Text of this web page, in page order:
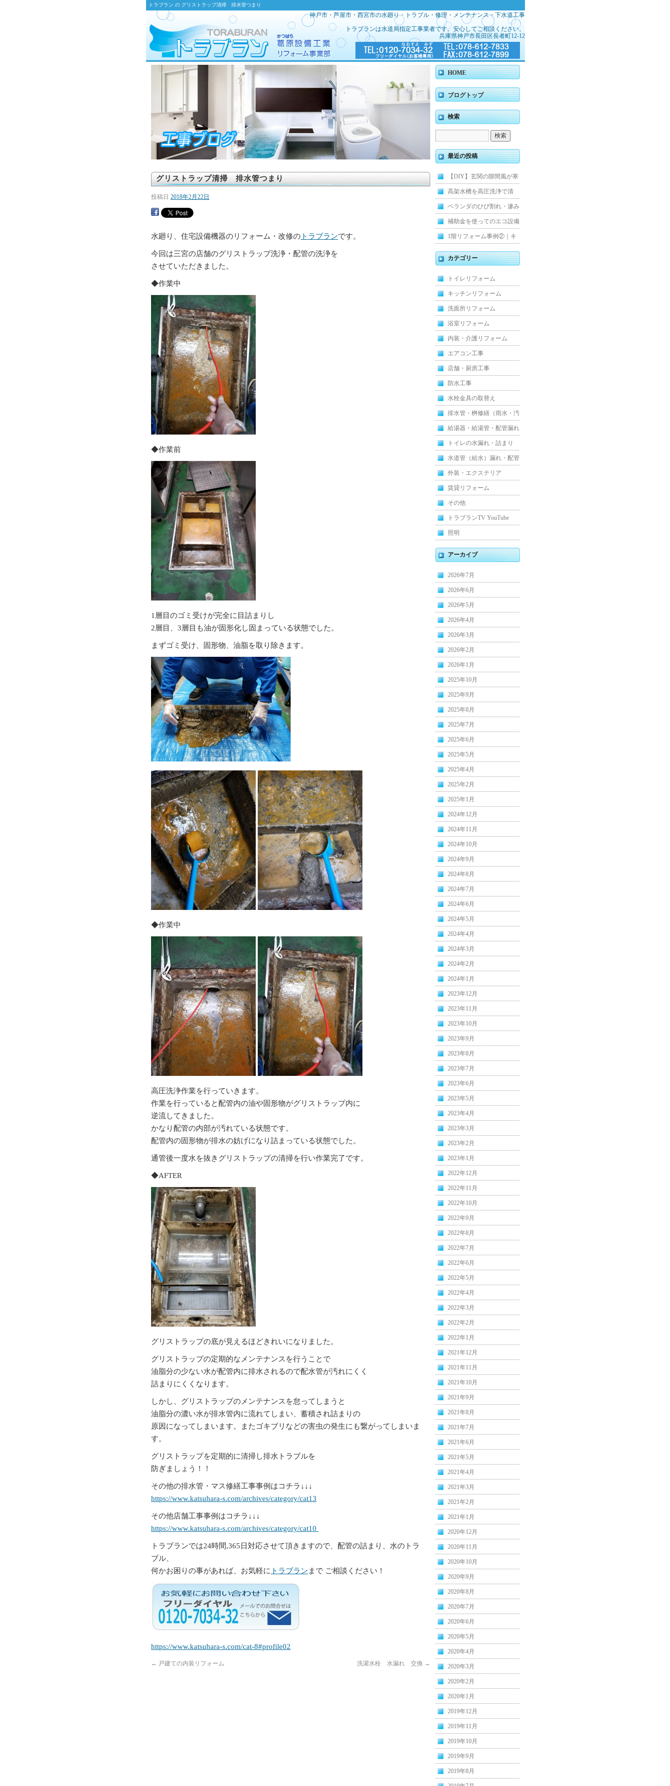
トラブラン の グリストラップ清掃 排水管つまり
神戸市・芦屋市・西宮市の水廻り・トラブル・修理・メンテナンス・下水道工事
トラブランは水道局指定工事業者です。安心してご相談ください。
兵庫県神戸市長田区長者町12-12
グリストラップ清掃 排水管つまり
投稿日 2018年2月22日
水廻り、住宅設備機器のリフォーム・改修の トラブランです。
今回は三宮の店舗のグリストラップ洗浄・配管の洗浄を
させていただきました。
◆作業中
◆作業前
1層目のゴミ受けが完全に目詰まりし
2層目、3層目も油が固形化し固まっている状態でした。
まずゴミ受け、固形物、油脂を取り除きます。
◆作業中
高圧洗浄作業を行っていきます。
作業を行っていると配管内の油や固形物がグリストラップ内に
逆流してきました。
かなり配管の内部が汚れている状態です。
配管内の固形物が排水の妨げになり詰まっている状態でした。
通管後一度水を抜きグリストラップの清掃を行い作業完了です。
◆AFTER
グリストラップの底が見えるほどきれいになりました。
グリストラップの定期的なメンテナンスを行うことで
油脂分の少ない水が配管内に排水されるので配水管が汚れにくく
詰まりにくくなります。
しかし、グリストラップのメンテナンスを怠ってしまうと
油脂分の濃い水が排水管内に流れてしまい、蓄積され詰まりの
原因になってしまいます。またゴキブリなどの害虫の発生にも繋がってしまいま
す。
グリストラップを定期的に清掃し排水トラブルを
防ぎましょう！！
その他の排水管・マス修繕工事事例はコチラ↓↓↓
https://www.katsuhara-s.com/archives/category/cat13
その他店舗工事事例はコチラ↓↓↓
https://www.katsuhara-s.com/archives/category/cat10
トラブランでは24時間,365日対応させて頂きますので、配管の詰まり、水のトラ
ブル、
何かお困りの事があれば、お気軽に トラブラン まで ご相談ください！
https://www.katsuhara-s.com/cat-8#profile02
← 戸建ての内装リフォーム 洗濯水栓 水漏れ 交換 →
HOME
ブログトップ
検索
最近の投稿
【DIY】玄関の隙間風が寒
くて断熱ドアに交換しまし
た
高架水槽を高圧洗浄で清
掃！衛生的な給水環境を維
持｜施工事例
ベランダのひび割れ・滲み
を解消！賃貸マンション防
水工事
補助金を使ってのエコ設備
住宅リフォーム
1階リフォーム事例②｜キ
ッチン・床・収納を一新
し、扉新設で動線を整えた
全面改修
カテゴリー
トイレリフォーム
キッチンリフォーム
洗面所リフォーム
浴室リフォーム
内装・介護リフォーム
エアコン工事
店舗・厨房工事
防水工事
水栓金具の取替え
排水管・桝修繕（雨水・汚
水）
給湯器・給湯管・配管漏れ
トイレの水漏れ・詰まり
水道管（給水）漏れ・配管
外装・エクステリア
賃貸リフォーム
その他
トラブランTV YouTube
照明
アーカイブ
2026年7月
2026年6月
2026年5月
2026年4月
2026年3月
2026年2月
2026年1月
2025年10月
2025年9月
2025年8月
2025年7月
2025年6月
2025年5月
2025年4月
2025年2月
2025年1月
2024年12月
2024年11月
2024年10月
2024年9月
2024年8月
2024年7月
2024年6月
2024年5月
2024年4月
2024年3月
2024年2月
2024年1月
2023年12月
2023年11月
2023年10月
2023年9月
2023年8月
2023年7月
2023年6月
2023年5月
2023年4月
2023年3月
2023年2月
2023年1月
2022年12月
2022年11月
2022年10月
2022年9月
2022年8月
2022年7月
2022年6月
2022年5月
2022年4月
2022年3月
2022年2月
2022年1月
2021年12月
2021年11月
2021年10月
2021年9月
2021年8月
2021年7月
2021年6月
2021年5月
2021年4月
2021年3月
2021年2月
2021年1月
2020年12月
2020年11月
2020年10月
2020年9月
2020年8月
2020年7月
2020年6月
2020年5月
2020年4月
2020年3月
2020年2月
2020年1月
2019年12月
2019年11月
2019年10月
2019年9月
2019年8月